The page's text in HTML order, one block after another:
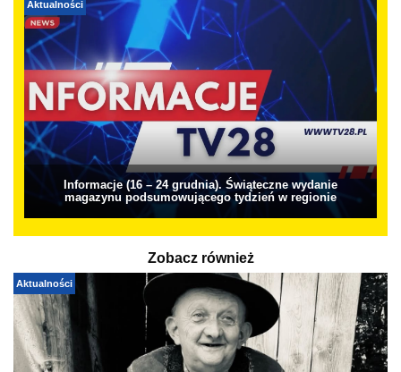
Aktualności
Informacje (16 – 24 grudnia). Świąteczne wydanie
magazynu podsumowującego tydzień w regionie
Zobacz również
Aktualności